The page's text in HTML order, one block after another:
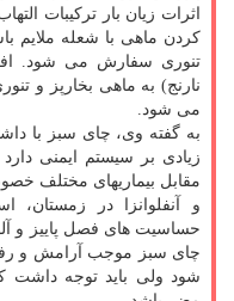
اثرات زیان بار ترکیبات
کردن ماهی با شعله ملایم
تنوری سفارش می شود.
نارنج) به ماهی بخارپز و
می شود.
به گفته وی، چای سبز با
زیادی بر سیستم ایمنی
مقابل بیماریهای مختلف
و آنفلوانزا در
حساسیت های فصل پاییز و
چای سبز موجب آرامش و
شود ولی باید توجه داشت